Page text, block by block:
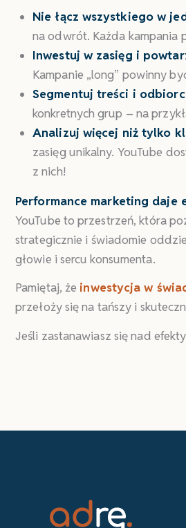
Nie łącz wszystkiego w
na odwrót. Każda kampania
Inwestuj w zasięg i
Kampanie „long” powinny
Segmentuj treści i
konkretnych grup – na
Analizuj więcej niż tylko
zasięg unikalny. YouTube
z nich!
Performance marketing
YouTube to przestrzeń, która
strategicznie i świadomie
głowie i sercu konsumenta.
Pamiętaj, że inwestycja w
przełoży się na tańszy i
Jeśli zastanawiasz się nad